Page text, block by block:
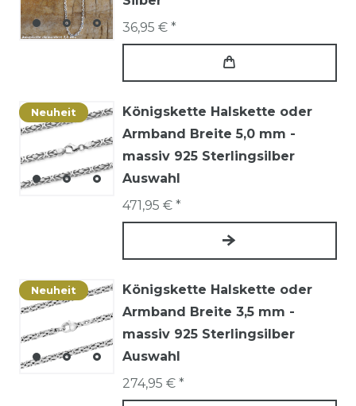
36,95 € *
Neuheit
Königskette Halskette oder
Armband Breite 5,0 mm -
massiv 925 Sterlingsilber
Auswahl
471,95 € *
Neuheit
Königskette Halskette oder
Armband Breite 3,5 mm -
massiv 925 Sterlingsilber
Auswahl
274,95 € *